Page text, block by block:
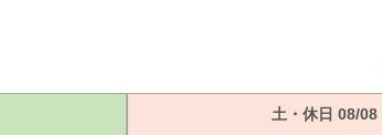
土・休日 08/08